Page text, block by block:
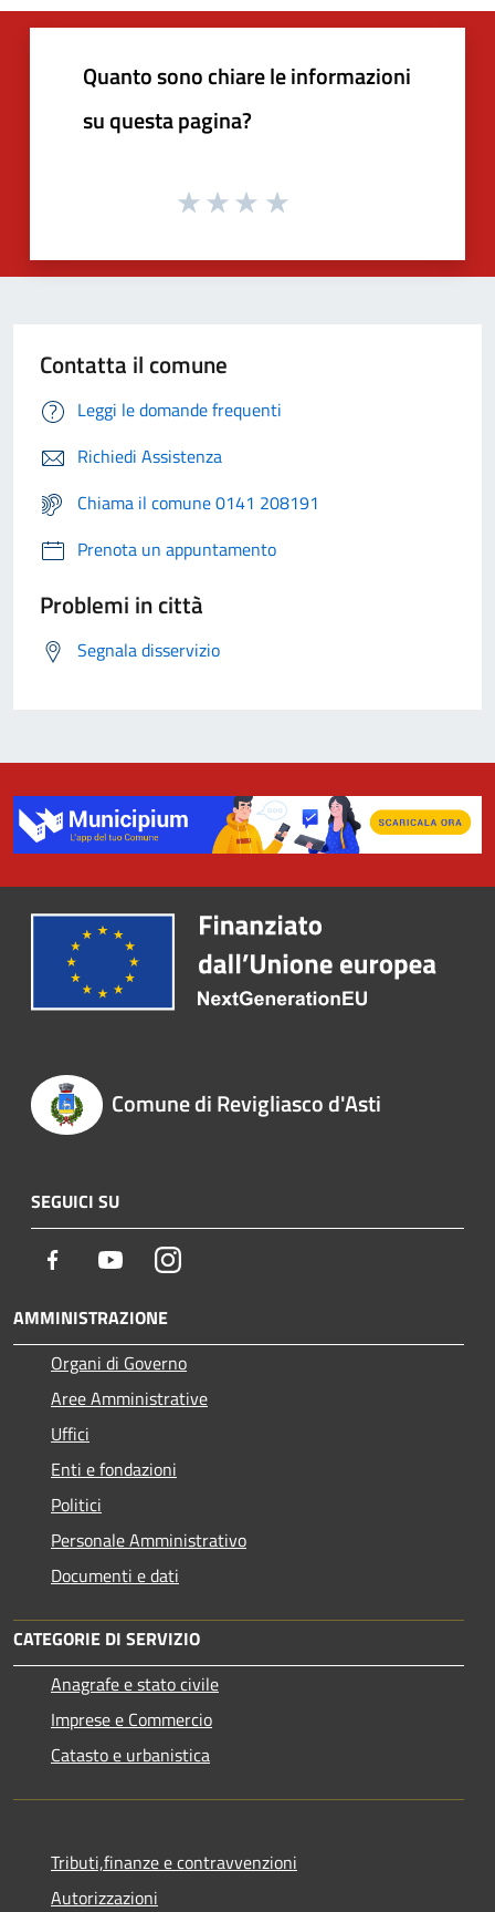
Quanto sono chiare le informazioni
su questa pagina?
Contatta il comune
Leggi le domande frequenti
Richiedi Assistenza
Chiama il comune 0141 208191
Prenota un appuntamento
Problemi in città
Segnala disservizio
Comune di Revigliasco d'Asti
SEGUICI SU
Facebook YoutubeInstagram
AMMINISTRAZIONE
Organi di Governo
Aree Amministrative
Uffici
Enti e fondazioni
Politici
Personale Amministrativo
Documenti e dati
CATEGORIE DI SERVIZIO
Anagrafe e stato civile
Imprese e Commercio
Catasto e urbanistica
Tributi,finanze e contravvenzioni
Autorizzazioni